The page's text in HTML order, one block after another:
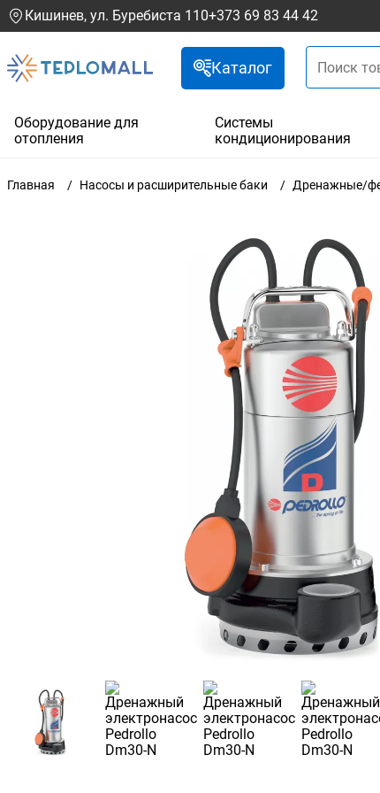
Кишинев, ул. Буребиста 110+373 69 83 44 42
Каталог
Оборудование для
отопления
Системы
кондиционирования
Главная Насосы и расширительные баки Дренажные/